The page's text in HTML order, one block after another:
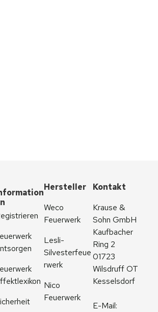
Hersteller
Weco
Feuerwerk
Lesli-
Silvesterfeue
rwerk
Nico
Feuerwerk
Kontakt
Krause &
Sohn GmbH
Kaufbacher
Ring 2
01723
Wilsdruff OT
Kesselsdorf